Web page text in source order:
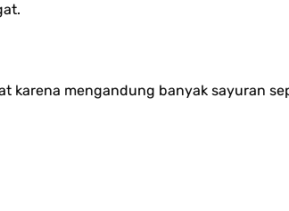
karena mengandung banyak sayuran